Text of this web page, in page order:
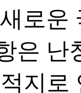
로운
은 난
지